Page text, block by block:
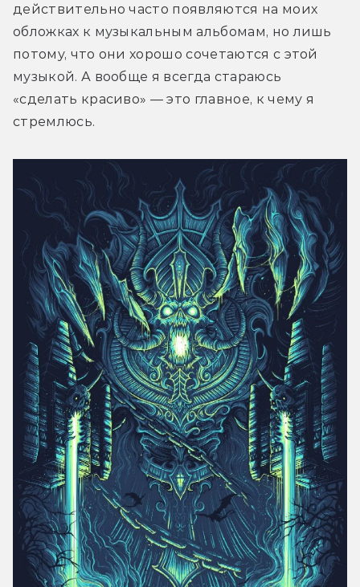
действительно часто появляются на моих
обложках к музыкальным альбомам, но лишь
потому, что они хорошо сочетаются с этой
музыкой. А вообще я всегда стараюсь
«сделать красиво» — это главное, к чему я
стремлюсь.